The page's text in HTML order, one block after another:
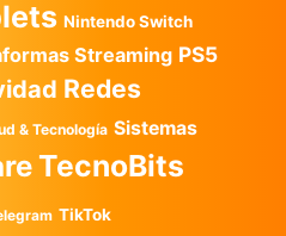
Nintendo Switch
Streaming PS5
Redes
& Tecnología Sistemas
TecnoBits
TikTok